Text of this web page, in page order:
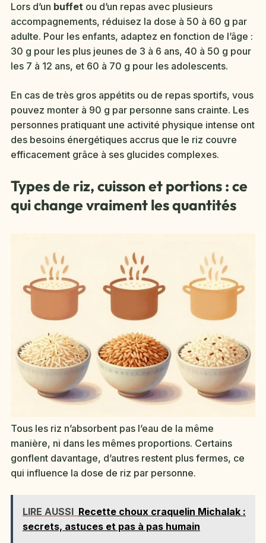
Lors d’un buffet ou d’un repas avec plusieurs
accompagnements, réduisez la dose à 50 à 60 g par
adulte. Pour les enfants, adaptez en fonction de l’âge :
30 g pour les plus jeunes de 3 à 6 ans, 40 à 50 g pour
les 7 à 12 ans, et 60 à 70 g pour les adolescents.
En cas de très gros appétits ou de repas sportifs, vous
pouvez monter à 90 g par personne sans crainte. Les
personnes pratiquant une activité physique intense ont
des besoins énergétiques accrus que le riz couvre
efficacement grâce à ses glucides complexes.
Types de riz, cuisson et portions : ce
qui change vraiment les quantités
Tous les riz n’absorbent pas l’eau de la même
manière, ni dans les mêmes proportions. Certains
gonflent davantage, d’autres restent plus fermes, ce
qui influence la dose de riz par personne.
LIRE AUSSI Recette choux craquelin Michalak :
secrets, astuces et pas à pas humain